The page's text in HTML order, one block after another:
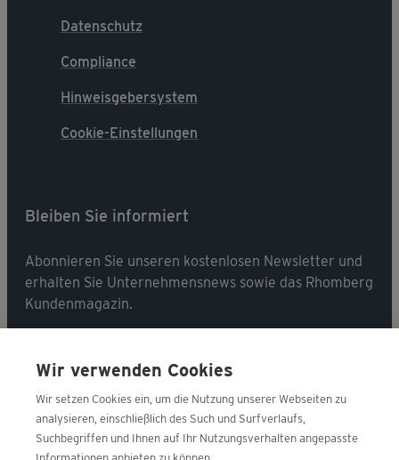
Datenschutz
Compliance
Hinweisgebersystem
Cookie-Einstellungen
Bleiben Sie informiert
Abonnieren Sie unseren kostenlosen Newsletter und
erhalten Sie Unternehmensnews sowie das Rhomberg
Kundenmagazin.
Jetzt abonnieren
Folgen Sie uns
Wir verwenden Cookies
Wir setzen Cookies ein, um die Nutzung unserer Webseiten zu
analysieren, einschließlich des Such und Surfverlaufs,
Suchbegriffen und Ihnen auf Ihr Nutzungsverhalten angepasste